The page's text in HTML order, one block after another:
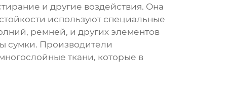
и другие воздействия. Она
используют специальные
ремней, и других элементов
сумки. Производители
ткани, которые в